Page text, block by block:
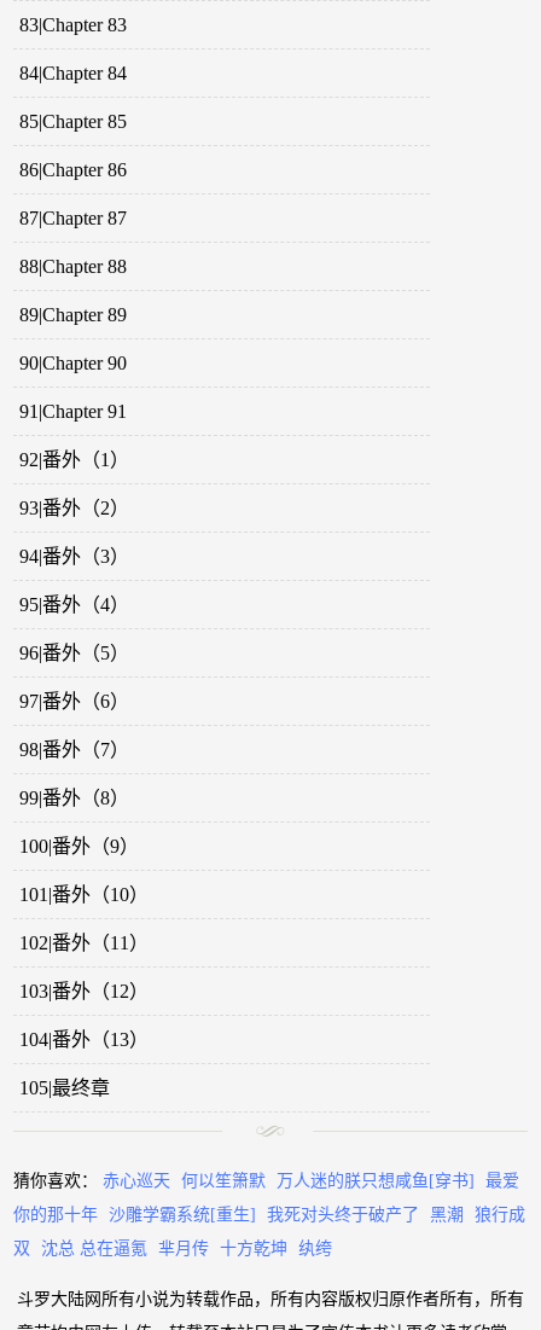
83|Chapter 83
84|Chapter 84
85|Chapter 85
86|Chapter 86
87|Chapter 87
88|Chapter 88
89|Chapter 89
90|Chapter 90
91|Chapter 91
92|番外（1）
93|番外（2）
94|番外（3）
95|番外（4）
96|番外（5）
97|番外（6）
98|番外（7）
99|番外（8）
100|番外（9）
101|番外（10）
102|番外（11）
103|番外（12）
104|番外（13）
105|最终章
猜你喜欢： 赤心巡天 何以笙箫默 万人迷的朕只想咸鱼[穿书]
最爱
你的那十年
沙雕学霸系统[重生] 我死对头终于破产了 黑潮
狼行成
双
沈总 总在逼氪 芈月传 十方乾坤 纨绔
斗罗大陆网所有小说为转载作品，所有内容版权归原作者所有，所有